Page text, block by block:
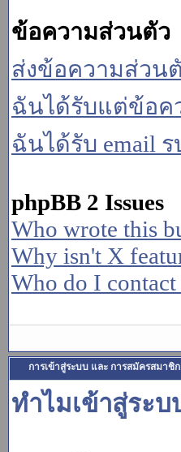
ข้อความส่วนตัว
ส่งข้อความส่วน
ฉันได้รับแต่ข้อค
ฉันได้รับ email
phpBB 2 Issues
Who wrote this
Why isn't X
Who do I contact
การเข้าสู่ระบบ และ การสมัครสมาชิก
ทำไมเข้าสู่ระบ